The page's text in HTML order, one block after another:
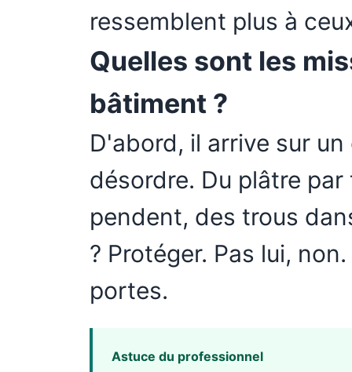
ressemblent plus à
Quelles sont les
bâtiment ?
D'abord, il arrive sur
désordre. Du plâtre
pendent, des trous
? Protéger. Pas lui,
portes.
Astuce du professionnel